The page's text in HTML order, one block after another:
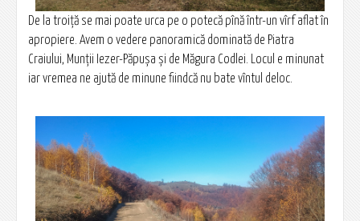
De la troiță se mai poate urca pe o potecă pînă într-un vîrf aflat în
apropiere. Avem o vedere panoramică dominată de Piatra
Craiului, Munții Iezer-Păpușa și de Măgura Codlei. Locul e minunat
iar vremea ne ajută de minune fiindcă nu bate vîntul deloc.